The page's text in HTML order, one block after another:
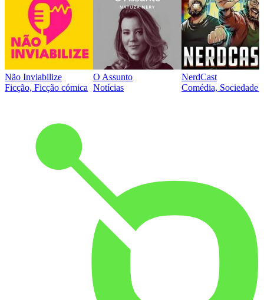
Não Inviabilize
Ficção, Ficção cómica
O Assunto
Notícias
NerdCast
Comédia, Sociedade